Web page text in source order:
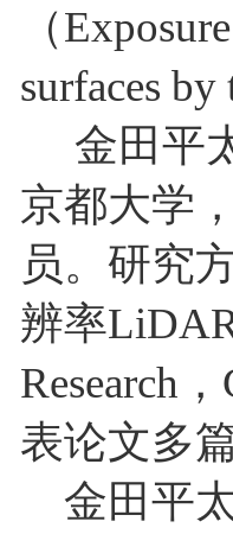
（
surfaces
金田平
京都大学
员。研究
辨率
Research
表论文多
金田平